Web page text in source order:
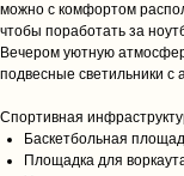
можно с комфортом
чтобы поработать за
Вечером уютную
подвесные светильники с
Спортивная
Баскетбольная
Площадка для